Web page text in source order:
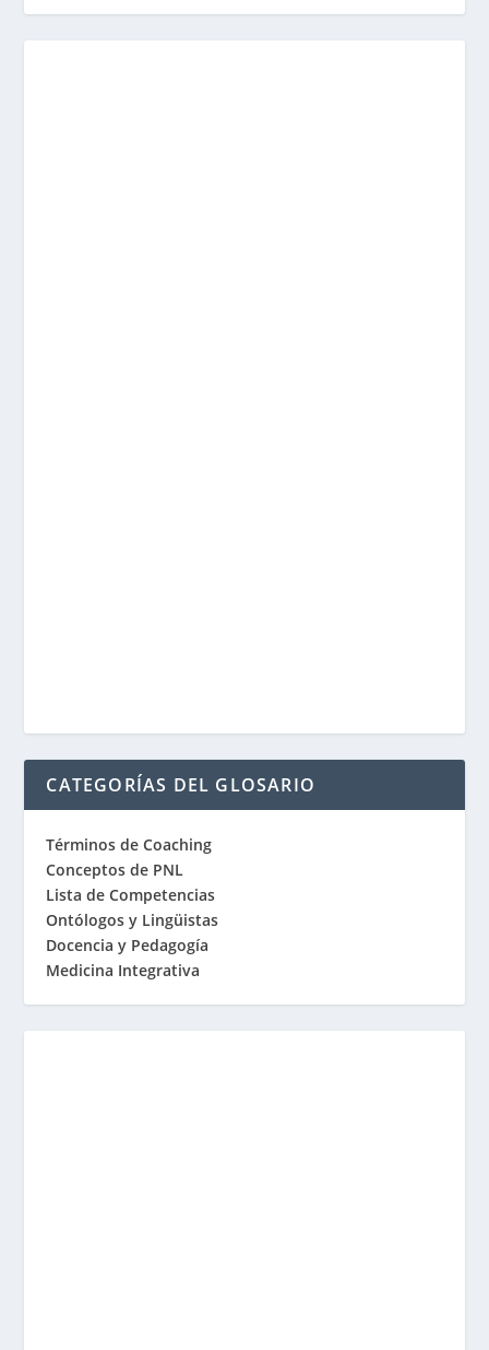
CATEGORÍAS DEL GLOSARIO
Términos de Coaching
Conceptos de PNL
Lista de Competencias
Ontólogos y Lingüistas
Docencia y Pedagogía
Medicina Integrativa